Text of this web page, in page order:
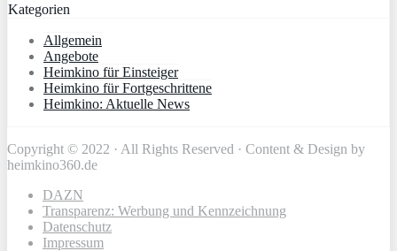
Kategorien
Allgemein
Angebote
Heimkino für Einsteiger
Heimkino für Fortgeschrittene
Heimkino: Aktuelle News
Copyright © 2022 · All Rights Reserved · Content & Design by
heimkino360.de
DAZN
Transparenz: Werbung und Kennzeichnung
Datenschutz
Impressum